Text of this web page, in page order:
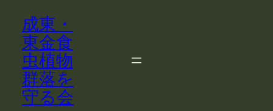
成東・
東金食
虫植物
群落を
守る会